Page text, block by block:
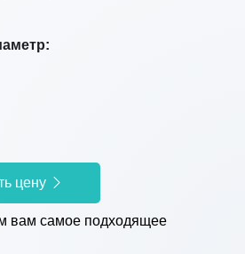
цену
вам самое подходящее